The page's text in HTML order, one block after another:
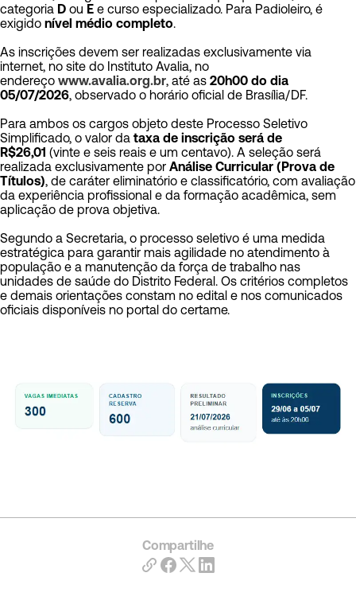
categoria D ou E e curso especializado. Para Padioleiro, é
exigido nível médio completo.
As inscrições devem ser realizadas exclusivamente via
internet, no site do Instituto Avalia, no
endereço www.avalia.org.br, até as 20h00 do dia
05/07/2026, observado o horário oficial de Brasília/DF.
Para ambos os cargos objeto deste Processo Seletivo
Simplificado, o valor da taxa de inscrição será de
R$26,01 (vinte e seis reais e um centavo). A seleção será
realizada exclusivamente por Análise Curricular (Prova de
Títulos), de caráter eliminatório e classificatório, com avaliação
da experiência profissional e da formação acadêmica, sem
aplicação de prova objetiva.
Segundo a Secretaria, o processo seletivo é uma medida
estratégica para garantir mais agilidade no atendimento à
população e a manutenção da força de trabalho nas
unidades de saúde do Distrito Federal. Os critérios completos
e demais orientações constam no edital e nos comunicados
oficiais disponíveis no portal do certame.
Compartilhe